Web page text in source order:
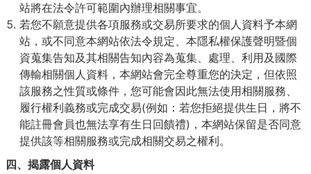
站將在法令許可範圍內辦理相關事宜。
若您不願意提供各項服務或交易所要求的個人資料予本網
站，或不同意本網站依法令規定、本隱私權保護聲明暨個
資蒐集告知及其相關告知內容為蒐集、處理、利用及國際
傳輸相關個人資料，本網站會完全尊重您的決定，但依照
該服務之性質或條件，您可能會因此無法使用相關服務、
履行權利義務或完成交易(例如：若您拒絕提供生日，將不
能註冊會員也無法享有生日回饋禮)，本網站保留是否同意
提供該等相關服務或完成相關交易之權利。
四、揭露個人資料